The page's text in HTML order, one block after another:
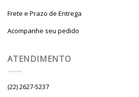
Frete e Prazo de Entrega
Acompanhe seu pedido
ATENDIMENTO
(22) 2627-5237